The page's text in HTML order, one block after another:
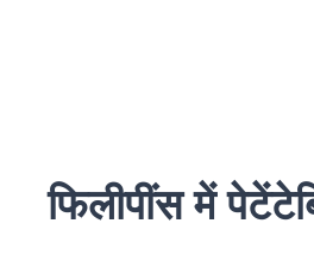
फिलीपींस में